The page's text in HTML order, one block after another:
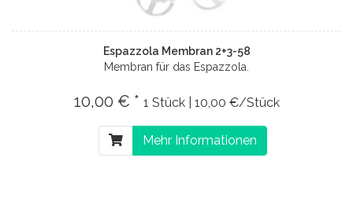
Espazzola Membran 2+3-58
Membran für das Espazzola.
10,00 € * 1 Stück | 10,00 €/Stück
Mehr Informationen